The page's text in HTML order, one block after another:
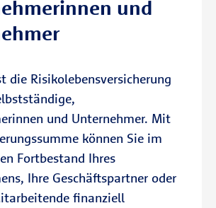
und
die Risikolebensversicherung
und Unternehmer. Mit
können Sie im
Fortbestand Ihres
Ihre Geschäftspartner oder
finanziell